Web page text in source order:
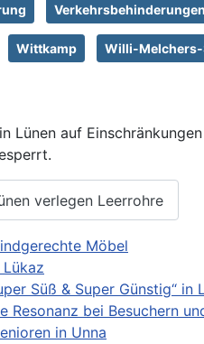
Verkehrsbehinderungen
Wittkamp Willi-Melchers-
Lünen auf
verlegen Leerrohre
Möbel
Süß & Super Günstig“ in
bei Besuchern
in Unna